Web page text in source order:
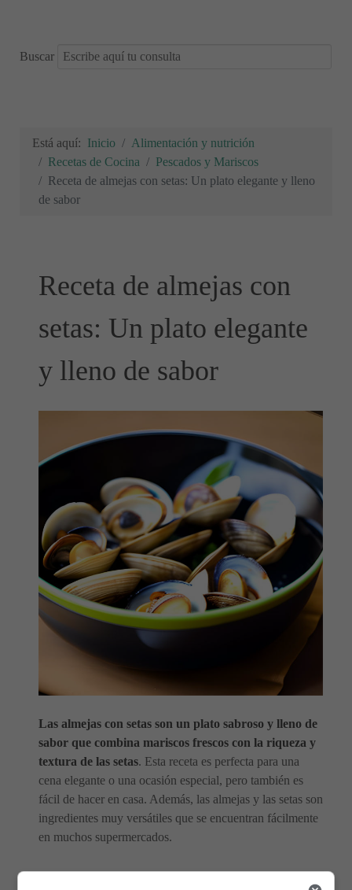
Buscar
Está aquí: Inicio
Alimentación y nutrición
Recetas de Cocina
Pescados y Mariscos
Receta de almejas con setas: Un plato elegante y lleno
de sabor
Receta de almejas con
setas: Un plato elegante
y lleno de sabor
Las almejas con setas son un plato sabroso y lleno de
sabor que combina mariscos frescos con la riqueza y
textura de las setas. Esta receta es perfecta para una
cena elegante o una ocasión especial, pero también es
fácil de hacer en casa. Además, las almejas y las setas son
ingredientes muy versátiles que se encuentran fácilmente
en muchos supermercados.